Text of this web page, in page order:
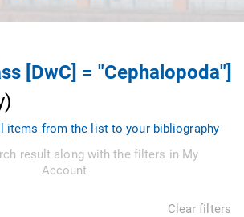
[DwC] = "Cephalopoda"]
)
items from the list to your bibliography
result along with the filters in My
Account
Clear filters